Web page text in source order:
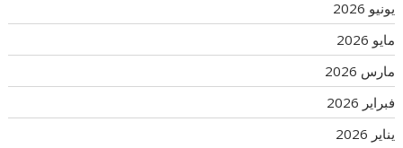
يونيو 2026
مايو 2026
مارس 2026
فبراير 2026
يناير 2026